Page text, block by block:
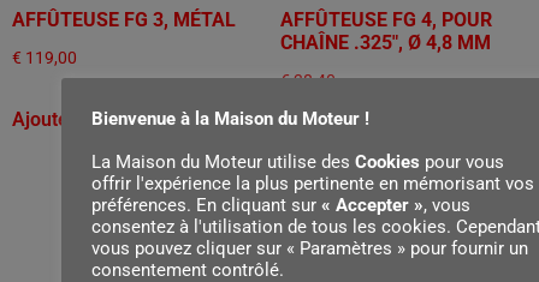
AFFÛTEUSE FG 3, MÉTAL
€ 119,00
Ajouter au panier
AFFÛTEUSE FG 4, POUR
CHAÎNE .325", Ø 4,8 MM
€38,40
Bienvenue à la Maison du Moteur !
La Maison du Moteur utilise des Cookies pour vous
offrir l'expérience la plus pertinente en mémorisant vos
préférences. En cliquant sur « Accepter », vous
consentez à l'utilisation de tous les cookies.
vous pouvez cliquer sur « Paramètres » pour fournir un
consentement contrôlé.